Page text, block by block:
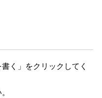
く」をクリックしてく